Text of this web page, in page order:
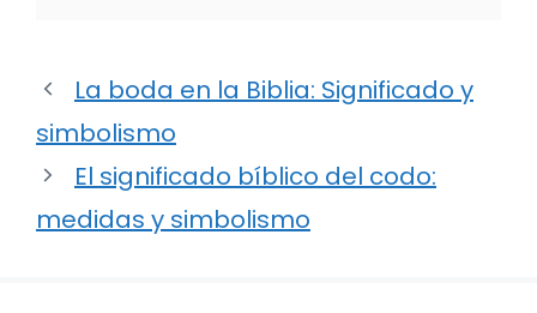
La boda en la Biblia: Significado y
simbolismo
El significado bíblico del codo:
medidas y simbolismo